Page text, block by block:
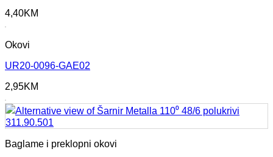
4,40KM
Okovi
UR20-0096-GAE02
2,95KM
Baglame i preklopni okovi